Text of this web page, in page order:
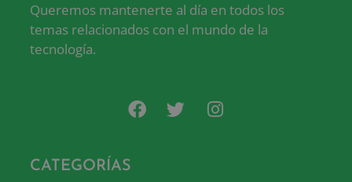
Queremos mantenerte al día en todos los
temas relacionados con el mundo de la
tecnología.
CATEGORÍAS